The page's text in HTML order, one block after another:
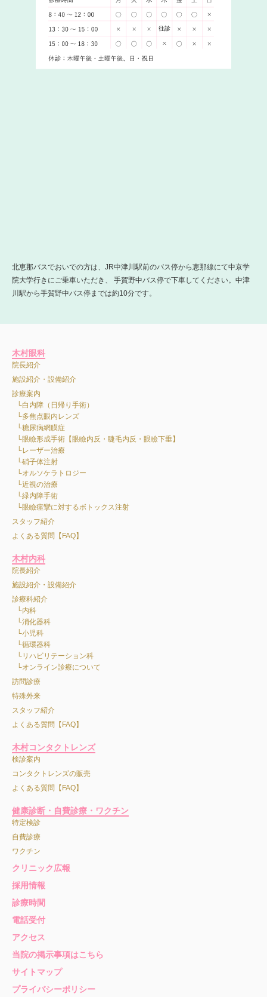
北恵那バスでおいでの方は、JR中津川駅前のバス停から恵那線にて中京学
院大学行きにご乗車いただき、 手賀野中バス停で下車してください。中津
川駅から手賀野中バス停までは約10分です。
木村眼科
院長紹介
施設紹介・設備紹介
診療案内
白内障（日帰り手術）
多焦点眼内レンズ
糖尿病網膜症
眼瞼形成手術【眼瞼内反・睫毛内反・眼瞼下垂】
レーザー治療
硝子体注射
オルソケラトロジー
近視の治療
緑内障手術
眼瞼痙攣に対するボトックス注射
スタッフ紹介
よくある質問【FAQ】
木村内科
院長紹介
施設紹介・設備紹介
診療科紹介
内科
消化器科
小児科
循環器科
リハビリテーション科
オンライン診療について
訪問診療
特殊外来
スタッフ紹介
よくある質問【FAQ】
木村コンタクトレンズ
検診案内
コンタクトレンズの販売
よくある質問【FAQ】
健康診断・自費診療・ワクチン
特定検診
自費診療
ワクチン
クリニック広報
採用情報
診療時間
電話受付
アクセス
当院の掲示事項はこちら
サイトマップ
プライバシーポリシー